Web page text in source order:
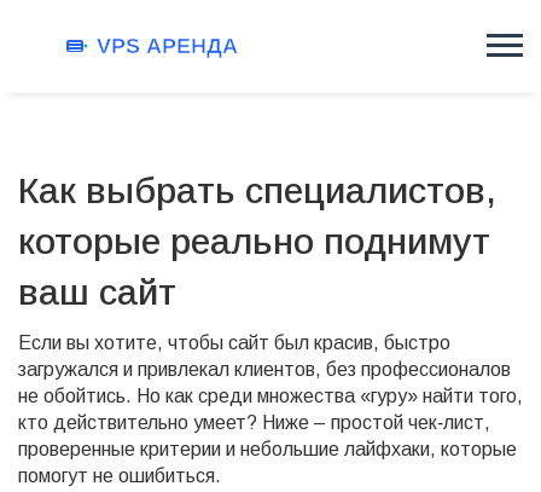
Как выбрать специалистов,
которые реально поднимут
ваш сайт
Если вы хотите, чтобы сайт был красив, быстро
загружался и привлекал клиентов, без профессионалов
не обойтись. Но как среди множества «гуру» найти того,
кто действительно умеет? Ниже – простой чек‑лист,
проверенные критерии и небольшие лайфхаки, которые
помогут не ошибиться.